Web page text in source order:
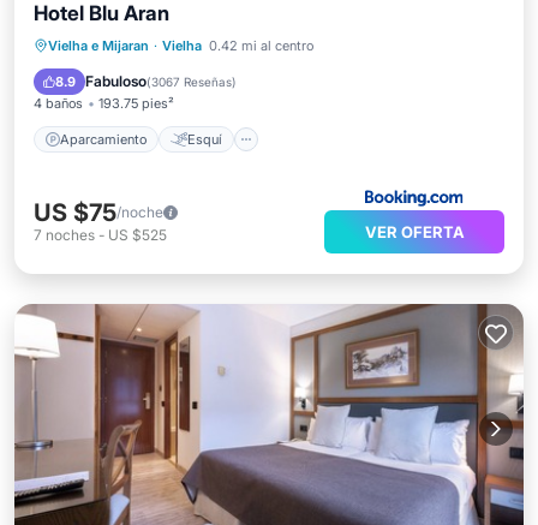
Hotel Blu Aran
Vielha e Mijaran · Vielha 0.42 mi al centro
8.9 Fabuloso(3067 Reseñas)
4 baños 193.75 pies²
Aparcamiento Esquí
Aparcamiento Esquí
Apto para niños
US $75/noche
7 noches - US $525 VER OFERTA